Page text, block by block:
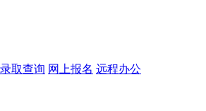
录取查询 网上报名 远程办公